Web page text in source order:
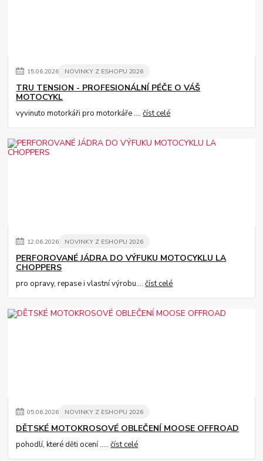
15.06.2026 NOVINKY Z ESHOPU 2026
TRU TENSION - PROFESIONÁLNÍ PÉČE O VÁŠ
MOTOCYKL
vyvinuto motorkáři pro motorkáře ....číst celé
12.06.2026 NOVINKY Z ESHOPU 2026
PERFOROVANÉ JÁDRA DO VÝFUKU MOTOCYKLU LA
CHOPPERS
pro opravy, repase i vlastní výrobu....číst celé
05.06.2026 NOVINKY Z ESHOPU 2026
DĚTSKÉ MOTOKROSOVÉ OBLEČENÍ MOOSE OFFROAD
pohodlí, které děti ocení .....číst celé